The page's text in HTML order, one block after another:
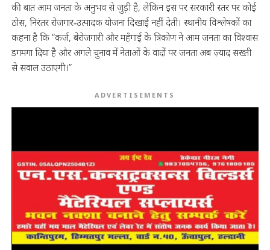
की बात आम जनता के अनुभव से जुड़ी है, लेकिन इस पर सरकारी स्तर पर कोई
ठोस, निरंतर रोजगार‑उत्पादक योजना दिखाई नहीं देती। स्थानीय विश्लेषकों का
कहना है कि “कर्ज, बेरोजगारी और महँगाई के त्रिकोण ने आम जनता का विश्वास
डगमगा दिया है और अगले चुनाव में नेताओं के वादों पर जनता अब ज़्याद सख्ती
से सवाल उठाएगी।”
ADVERTISEMENTS